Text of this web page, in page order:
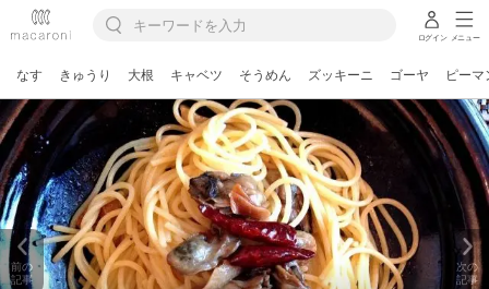
ログイン メニュー
なす きゅうり 大根 キャベツ そうめん ズッキーニ ゴーヤ ピーマ
前の
記事
次の
記事